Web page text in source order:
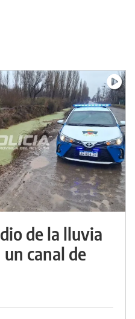
de la lluvia
canal de